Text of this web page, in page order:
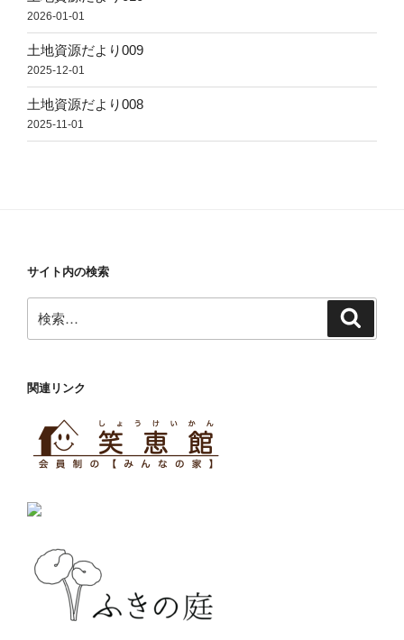
2026-01-01
土地資源だより009
2025-12-01
土地資源だより008
2025-11-01
サイト内の検索
索:
関連リンク